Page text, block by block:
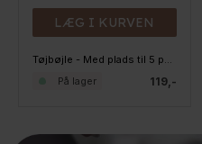
LÆG I KURVEN
119,-
På lager